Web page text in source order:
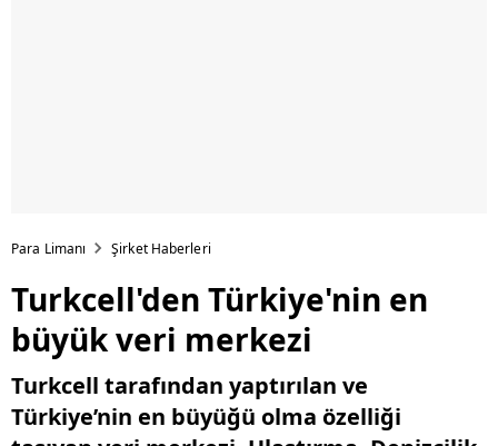
Para Limanı Şirket Haberleri
Turkcell'den Türkiye'nin en
büyük veri merkezi
Turkcell tarafından yaptırılan ve
Türkiye’nin en büyüğü olma özelliği